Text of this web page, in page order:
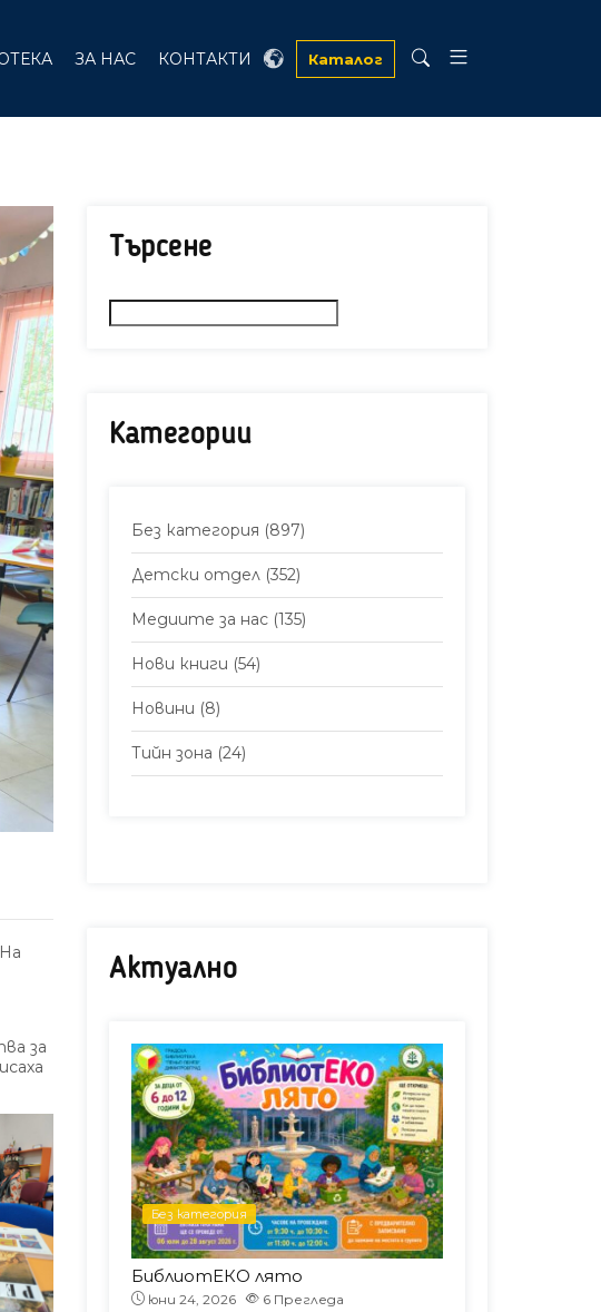
ЗА НАС КОНТАКТИ Каталог
за
Търсене
Категории
Без категория (897)
Детски отдел (352)
Медиите за нас (135)
Нови книги (54)
Новини (8)
Тийн зона (24)
Актуално
започна!
Без категория
БиблиотЕКО лято
юни 24, 2026 6 Прегледа